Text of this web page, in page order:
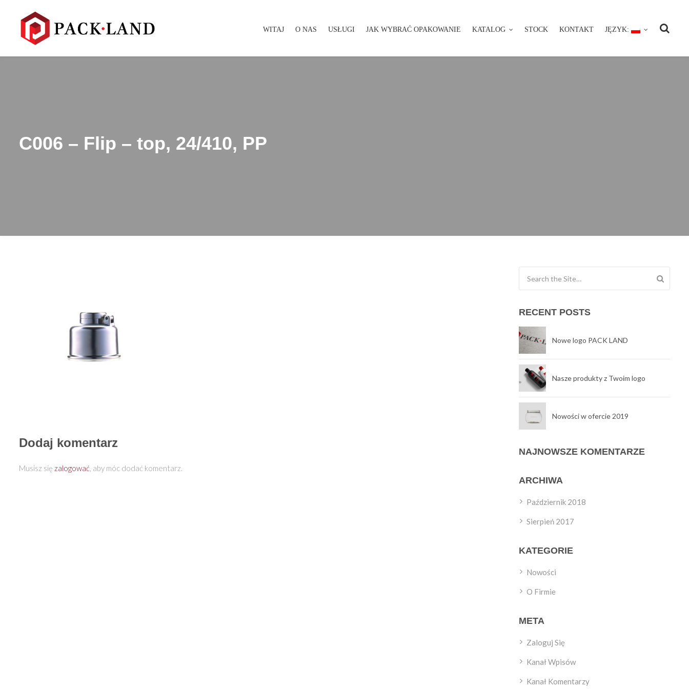
WITAJ O NAS USŁUGI JAK WYBRAĆ OPAKOWANIE KATALOG STOCK KONTAKT JĘZYK:
WITAJ O NAS USŁUGI JAK WYBRAĆ OPAKOWANIE KATALOG STOCK KONTAKT JĘZYK:
C006 – Flip – top, 24/410, PP
Dodaj komentarz
Musisz się zalogować, aby móc dodać komentarz.
RECENT POSTS
Nowe logo PACK LAND
Nasze produkty z Twoim logo
Nowości w ofercie 2019
NAJNOWSZE KOMENTARZE
ARCHIWA
Październik 2018
Sierpień 2017
KATEGORIE
Nowości
O Firmie
META
Zaloguj Się
Kanał Wpisów
Kanał Komentarzy